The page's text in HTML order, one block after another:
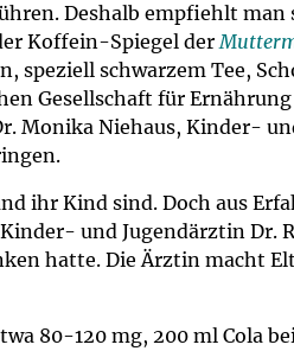
Deshalb empfiehlt
Koffein-Spiegel der
schwarzem Tee,
Gesellschaft für
Monika Niehaus, Kinder-
ihr Kind sind. Doch aus
und Jugendärztin Dr.
hatte. Die Ärztin macht
80-120 mg, 200 ml Cola